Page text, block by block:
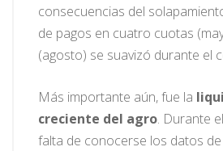
consecuencias del
de pagos en cuatro cuotas
(agosto) se suavizó durante el
Más importante aún, fue la
creciente del agro. Durante
falta de conocerse los datos